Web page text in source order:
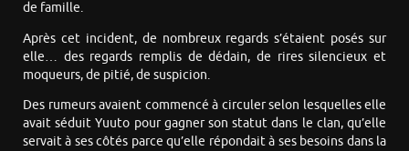
de famille.
Après cet incident, de nombreux regards s’étaient posés sur
elle… des regards remplis de dédain, de rires silencieux et
moqueurs, de pitié, de suspicion.
Des rumeurs avaient commencé à circuler selon lesquelles elle
avait séduit Yuuto pour gagner son statut dans le clan, qu’elle
servait à ses côtés parce qu’elle répondait à ses besoins dans la